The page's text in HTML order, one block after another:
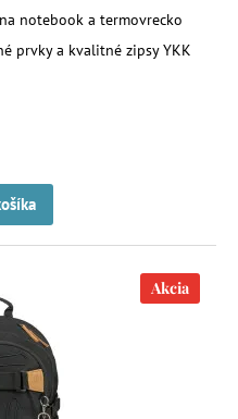
notebook a termovrecko
prvky a kvalitné zipsy YKK
Akcia